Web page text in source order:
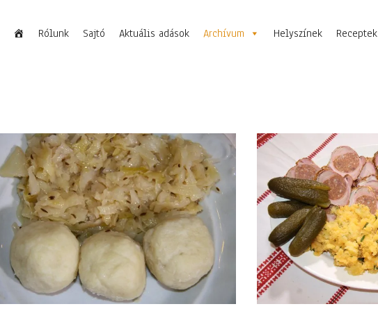
Rólunk Sajtó Aktuális adások Archívum Helyszínek Receptek
Oldal OldalOldalOldal